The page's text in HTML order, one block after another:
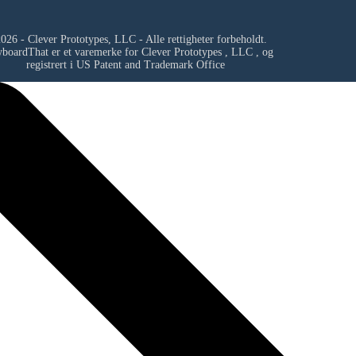
- Clever Prototypes, LLC - Alle rettigheter forbeholdt.
er et varemerke for Clever Prototypes , LLC, og
registrert i US Patent and Trademark Office